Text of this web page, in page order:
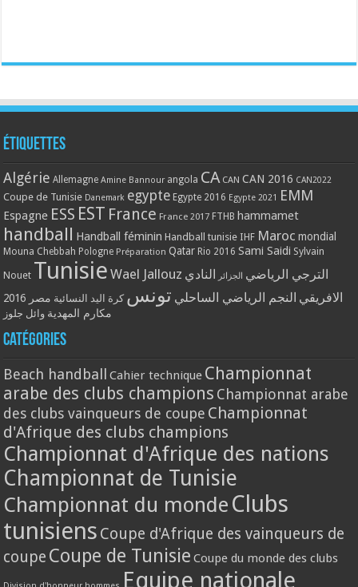
Étiquettes
Algérie Allemagne Amine Bannour angola CA CAN CAN 2016 CAN2022
Coupe de Tunisie Danemark egypte Egypte 2016 Egypte 2021 EMM
Espagne ESS EST France France 2017 FTHB hammamet
handball Handball féminin Handball tunisie IHF Maroc mondial
Mouna Chebbah Pologne Préparation Qatar Rio 2016 Sami Saidi Sylvain
Nouet Tunisie Wael Jallouz الترجي الرياضي الجزائر النادي
الافريقي النجم الرياضي الساحلي تونس كرة اليد النسائية مصر 2016
مكارم المهدية وائل جلوز
Catégories
Beach handball Cahier technique Championnat
arabe des clubs champions Championnat arabe
des clubs vainqueurs de coupe Championnat
d'Afrique des clubs champions
Championnat d'Afrique des nations
Championnat de Tunisie
Championnat du monde Clubs
tunisiens Coupe d'Afrique des vainqueurs de
coupe Coupe de Tunisie Coupe du monde des clubs
Equipe nationale